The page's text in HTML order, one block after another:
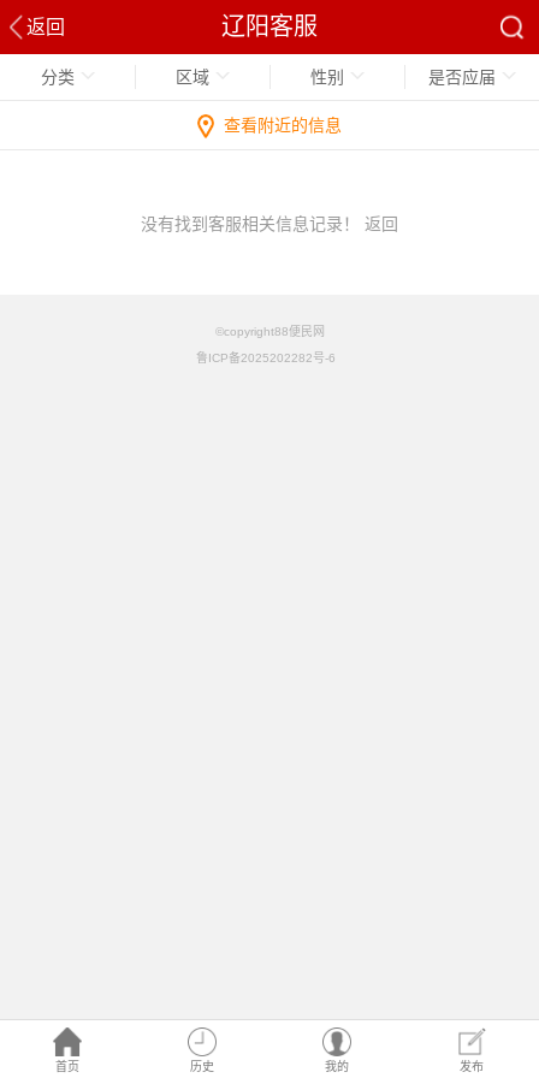
返回 辽阳客服
首页 历史 我的 发布
分类 区域 性别 是否应届
查看附近的信息
没有找到客服相关信息记录！ 返回
©copyright88便民网
鲁ICP备2025202282号-6